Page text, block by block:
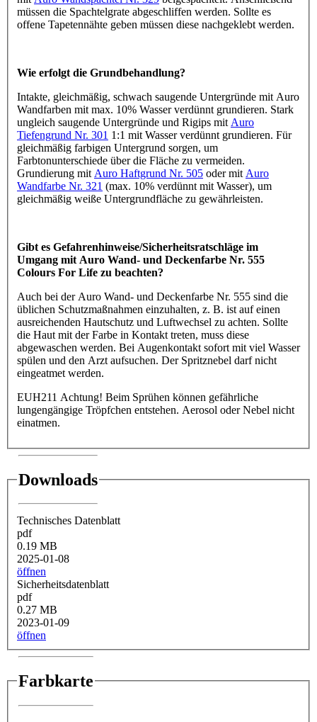
müssen die Spachtelgrate abgeschliffen werden. Sollte es
offene Tapetennähte geben müssen diese nachgeklebt werden.
Wie erfolgt die Grundbehandlung?
Intakte, gleichmäßig, schwach saugende Untergründe mit Auro
Wandfarben mit max. 10% Wasser verdünnt grundieren. Stark
ungleich saugende Untergründe und Rigips mit Auro
Tiefengrund Nr. 301 1:1 mit Wasser verdünnt grundieren. Für
gleichmäßig farbigen Untergrund sorgen, um
Farbtonunterschiede über die Fläche zu vermeiden.
Grundierung mit Auro Haftgrund Nr. 505 oder mit Auro
Wandfarbe Nr. 321 (max. 10% verdünnt mit Wasser), um
gleichmäßig weiße Untergrundfläche zu gewährleisten.
Gibt es Gefahrenhinweise/Sicherheitsratschläge im
Umgang mit Auro Wand- und Deckenfarbe Nr. 555
Colours For Life zu beachten?
Auch bei der Auro Wand- und Deckenfarbe Nr. 555 sind die
üblichen Schutzmaßnahmen einzuhalten, z. B. ist auf einen
ausreichenden Hautschutz und Luftwechsel zu achten. Sollte
die Haut mit der Farbe in Kontakt treten, muss diese
abgewaschen werden. Bei Augenkontakt sofort mit viel Wasser
spülen und den Arzt aufsuchen. Der Spritznebel darf nicht
eingeatmet werden.
EUH211 Achtung! Beim Sprühen können gefährliche
lungengängige Tröpfchen entstehen. Aerosol oder Nebel nicht
einatmen.
Downloads
Technisches Datenblatt
pdf
0.19 MB
2025-01-08
öffnen
Sicherheitsdatenblatt
pdf
0.27 MB
2023-01-09
öffnen
Farbkarte